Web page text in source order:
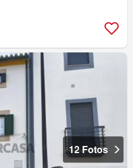
12 Fotos